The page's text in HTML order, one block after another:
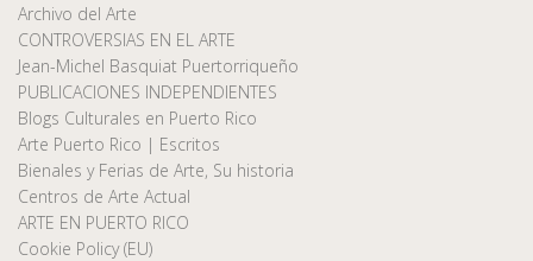
Archivo del Arte
CONTROVERSIAS EN EL ARTE
Jean-Michel Basquiat Puertorriqueño
PUBLICACIONES INDEPENDIENTES
Blogs Culturales en Puerto Rico
Arte Puerto Rico | Escritos
Bienales y Ferias de Arte, Su historia
Centros de Arte Actual
ARTE EN PUERTO RICO
Cookie Policy (EU)